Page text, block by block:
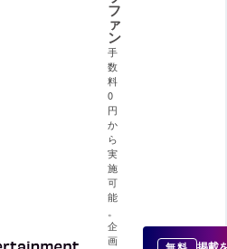
フ
ァ
ン
手
数
料
0
円
か
ら
実
施
可
能
企
画
無料